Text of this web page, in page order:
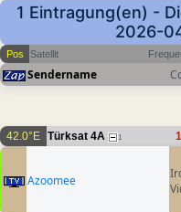
1 Eintragung(en) -
2026-
Pos Satellit
Sendername
42.0°E Türksat 4A 1
Azoomee